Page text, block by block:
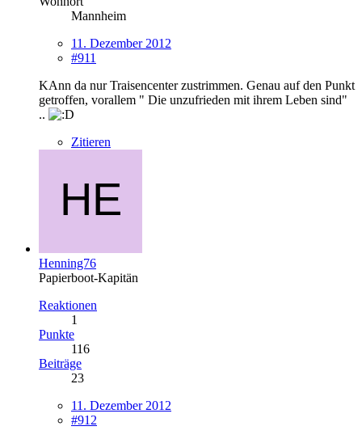
Mannheim
11. Dezember 2012
#911
KAnn da nur Traisencenter zustrimmen. Genau auf den Punkt
getroffen, vorallem " Die unzufrieden mit ihrem Leben sind"
..
Zitieren
Henning76
Papierboot-Kapitän
Reaktionen
1
Punkte
116
Beiträge
23
11. Dezember 2012
#912